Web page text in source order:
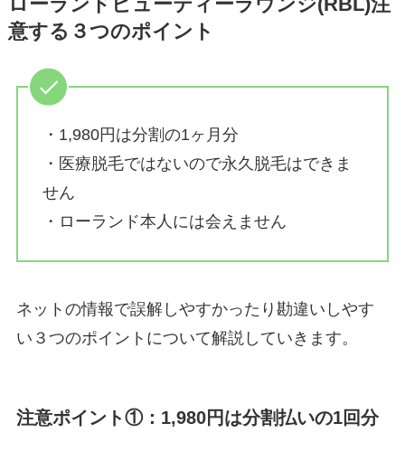
ローランドビューティーラウンジ(RBL)注
意する３つのポイント
・1,980円は分割の1ヶ月分
・医療脱毛ではないので永久脱毛はできま
せん
・ローランド本人には会えません
ネットの情報で誤解しやすかったり勘違いしやす
い３つのポイントについて解説していきます。
注意ポイント①：1,980円は分割払いの1回分